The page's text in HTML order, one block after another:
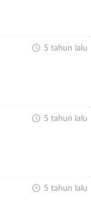
5 tahun lalu
5 tahun lalu
5 tahun lalu